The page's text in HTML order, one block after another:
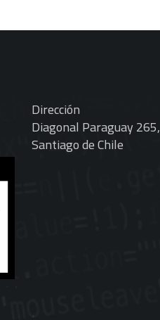
Dirección
Diagonal Paraguay 265,
Santiago de Chile